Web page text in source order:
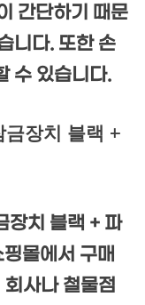
간단하기 때문
니다. 또한 손
수 있습니다.
장치 블랙 +
장치 블랙 + 파
몰에서 구매
사나 철물점